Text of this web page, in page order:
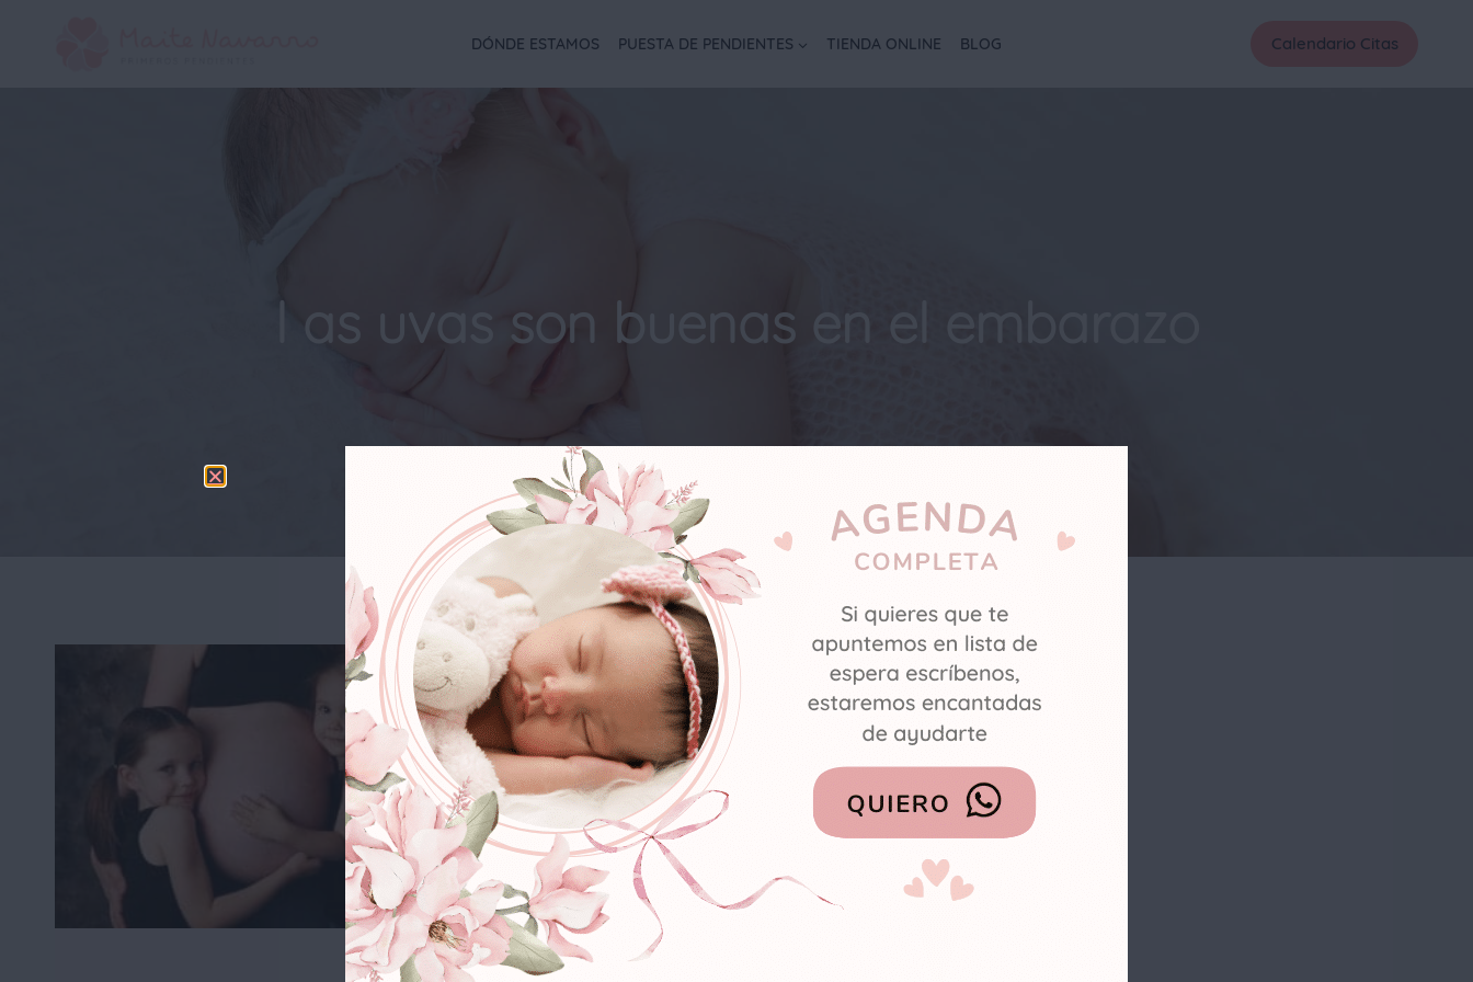
DÓNDE ESTAMOS PUESTA DE PENDIENTES TIENDA ONLINE BLOG Calendario Citas
l as uvas son buenas en el embarazo